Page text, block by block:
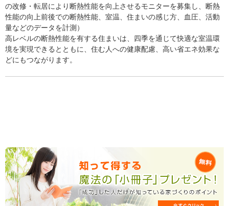
の改修・転居により断熱性能を向上させるモニターを募集し、断熱
性能の向上前後での断熱性能、室温、住まいの感じ方、血圧、活動
量などのデータを計測）
高レベルの断熱性能を有する住まいは、四季を通じて快適な室温環
境を実現できるとともに、住む人への健康配慮、高い省エネ効果な
どにもつながります。